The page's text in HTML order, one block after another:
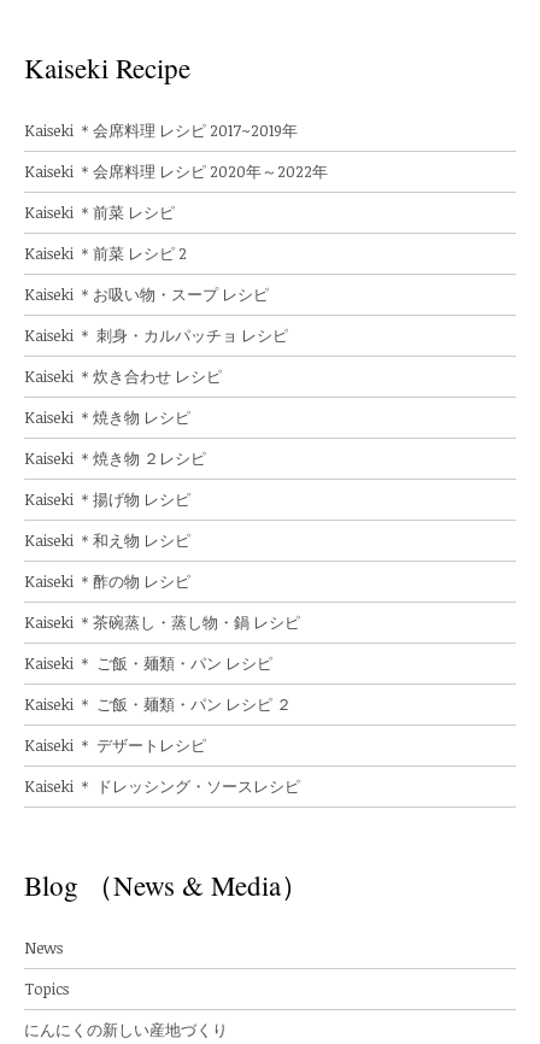
Kaiseki Recipe
Kaiseki ＊会席料理 レシピ 2017~2019年
Kaiseki ＊会席料理 レシピ 2020年～2022年
Kaiseki ＊前菜 レシピ
Kaiseki ＊前菜 レシピ 2
Kaiseki ＊お吸い物・スープ レシピ
Kaiseki ＊ 刺身・カルパッチョ レシピ
Kaiseki ＊炊き合わせ レシピ
Kaiseki ＊焼き物 レシピ
Kaiseki ＊焼き物 ２レシピ
Kaiseki ＊揚げ物 レシピ
Kaiseki ＊和え物 レシピ
Kaiseki ＊酢の物 レシピ
Kaiseki ＊茶碗蒸し・蒸し物・鍋 レシピ
Kaiseki ＊ ご飯・麺類・パン レシピ
Kaiseki ＊ ご飯・麺類・パン レシピ ２
Kaiseki ＊ デザートレシピ
Kaiseki ＊ ドレッシング・ソースレシピ
Blog （News & Media）
News
Topics
にんにくの新しい産地づくり